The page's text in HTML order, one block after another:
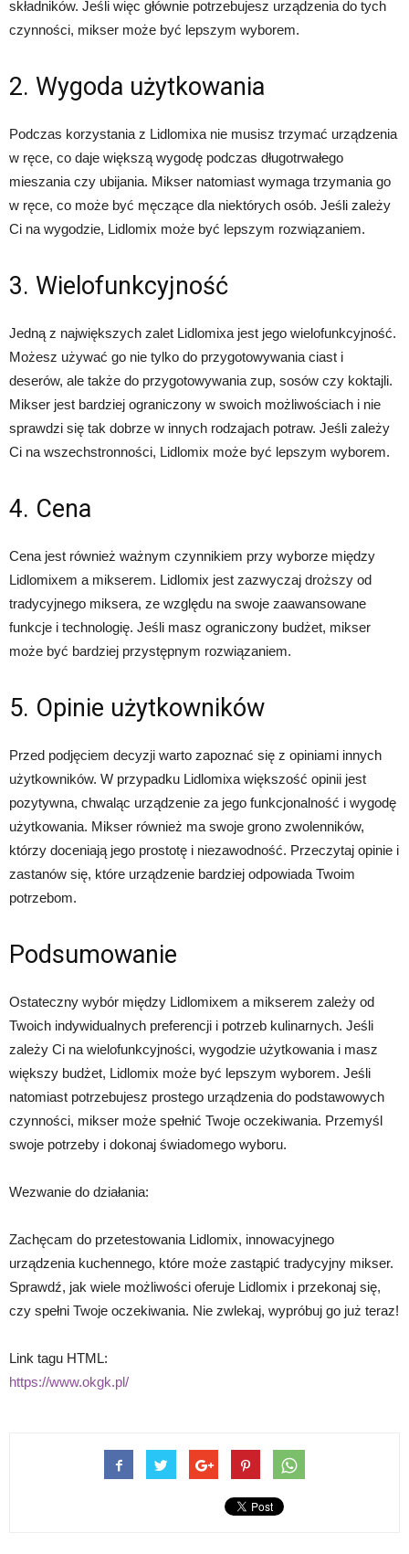
składników. Jeśli więc głównie potrzebujesz urządzenia do tych
czynności, mikser może być lepszym wyborem.
2. Wygoda użytkowania
Podczas korzystania z Lidlomixa nie musisz trzymać urządzenia
w ręce, co daje większą wygodę podczas długotrwałego
mieszania czy ubijania. Mikser natomiast wymaga trzymania go
w ręce, co może być męczące dla niektórych osób. Jeśli zależy
Ci na wygodzie, Lidlomix może być lepszym rozwiązaniem.
3. Wielofunkcyjność
Jedną z największych zalet Lidlomixa jest jego wielofunkcyjność.
Możesz używać go nie tylko do przygotowywania ciast i
deserów, ale także do przygotowywania zup, sosów czy koktajli.
Mikser jest bardziej ograniczony w swoich możliwościach i nie
sprawdzi się tak dobrze w innych rodzajach potraw. Jeśli zależy
Ci na wszechstronności, Lidlomix może być lepszym wyborem.
4. Cena
Cena jest również ważnym czynnikiem przy wyborze między
Lidlomixem a mikserem. Lidlomix jest zazwyczaj droższy od
tradycyjnego miksera, ze względu na swoje zaawansowane
funkcje i technologię. Jeśli masz ograniczony budżet, mikser
może być bardziej przystępnym rozwiązaniem.
5. Opinie użytkowników
Przed podjęciem decyzji warto zapoznać się z opiniami innych
użytkowników. W przypadku Lidlomixa większość opinii jest
pozytywna, chwaląc urządzenie za jego funkcjonalność i wygodę
użytkowania. Mikser również ma swoje grono zwolenników,
którzy doceniają jego prostotę i niezawodność. Przeczytaj opinie i
zastanów się, które urządzenie bardziej odpowiada Twoim
potrzebom.
Podsumowanie
Ostateczny wybór między Lidlomixem a mikserem zależy od
Twoich indywidualnych preferencji i potrzeb kulinarnych. Jeśli
zależy Ci na wielofunkcyjności, wygodzie użytkowania i masz
większy budżet, Lidlomix może być lepszym wyborem. Jeśli
natomiast potrzebujesz prostego urządzenia do podstawowych
czynności, mikser może spełnić Twoje oczekiwania. Przemyśl
swoje potrzeby i dokonaj świadomego wyboru.
Wezwanie do działania:
Zachęcam do przetestowania Lidlomix, innowacyjnego
urządzenia kuchennego, które może zastąpić tradycyjny mikser.
Sprawdź, jak wiele możliwości oferuje Lidlomix i przekonaj się,
czy spełni Twoje oczekiwania. Nie zwlekaj, wypróbuj go już teraz!
Link tagu HTML:
https://www.okgk.pl/